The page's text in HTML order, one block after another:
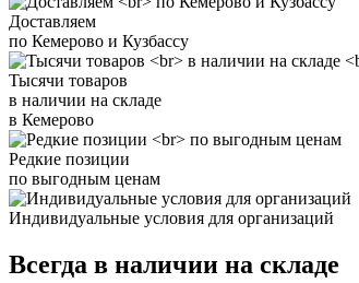
Доставляем
по Кемерово и Кузбассу
Тысячи товаров
в наличии на складе
в Кемерово
Редкие позиции
по выгодным ценам
Индивидуальные условия для организаций
Всегда в наличии на складе